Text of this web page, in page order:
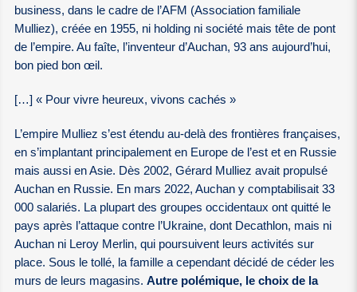
business, dans le cadre de l’AFM (Association familiale
Mulliez), créée en 1955, ni holding ni société mais tête de pont
de l’empire. Au faîte, l’inventeur d’Auchan, 93 ans aujourd’hui,
bon pied bon œil.
[…] « Pour vivre heureux, vivons cachés »
L’empire Mulliez s’est étendu au-delà des frontières françaises,
en s’implantant principalement en Europe de l’est et en Russie
mais aussi en Asie. Dès 2002, Gérard Mulliez avait propulsé
Auchan en Russie. En mars 2022, Auchan y comptabilisait 33
000 salariés. La plupart des groupes occidentaux ont quitté le
pays après l’attaque contre l’Ukraine, dont Decathlon, mais ni
Auchan ni Leroy Merlin, qui poursuivent leurs activités sur
place. Sous le tollé, la famille a cependant décidé de céder les
murs de leurs magasins.Autre polémique, le choix de la